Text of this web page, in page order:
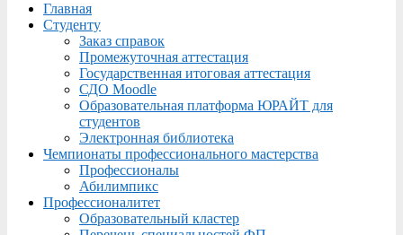
Menu
Главная
Студенту
Заказ справок
Промежуточная аттестация
Государственная итоговая аттестация
СДО Moodle
Образовательная платформа ЮРАЙТ для
студентов
Электронная библиотека
Чемпионаты профессионального мастерства
Профессионалы
Абилимпикс
Профессионалитет
Образовательный кластер